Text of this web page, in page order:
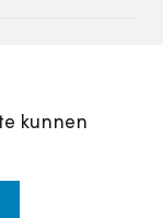
kunnen